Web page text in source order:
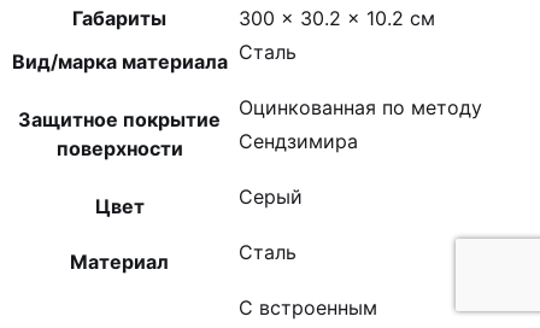
Габариты
300 × 30.2 × 10.2 см
Вид/марка материала Сталь
Защитное покрытие
поверхности
Оцинкованная по методу
Сендзимира
Цвет Серый
Материал Сталь
С встроенным